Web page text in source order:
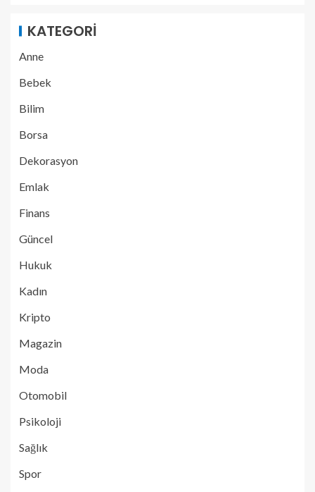
KATEGORI
Anne
Bebek
Bilim
Borsa
Dekorasyon
Emlak
Finans
Güncel
Hukuk
Kadın
Kripto
Magazin
Moda
Otomobil
Psikoloji
Sağlık
Spor